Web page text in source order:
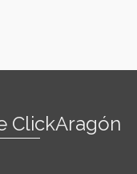
ClickAragón